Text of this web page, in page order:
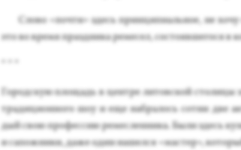
Сло­во «поч­ти» здесь прин­ци­пи­аль­ное, не хо­чу
это во вре­мя праз­дни­ка ре­месел, сос­то­яв­ше­гося в
* * *
Го­род­скую пло­щадь в цен­тре ли­тов­ской сто­лицы
тра­дици­он­но­го шоу и еще наб­ра­лось сот­ни две
дый свою про­фес­сию ре­мес­ленни­ка. Бы­ли здесь
и са­пож­ни­ки, да­же один на­шел­ся «мас­тер»,